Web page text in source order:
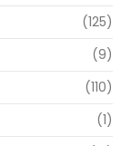
(125)
(9)
(110)
(1)